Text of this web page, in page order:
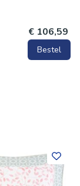
€ 106,59
Bestel